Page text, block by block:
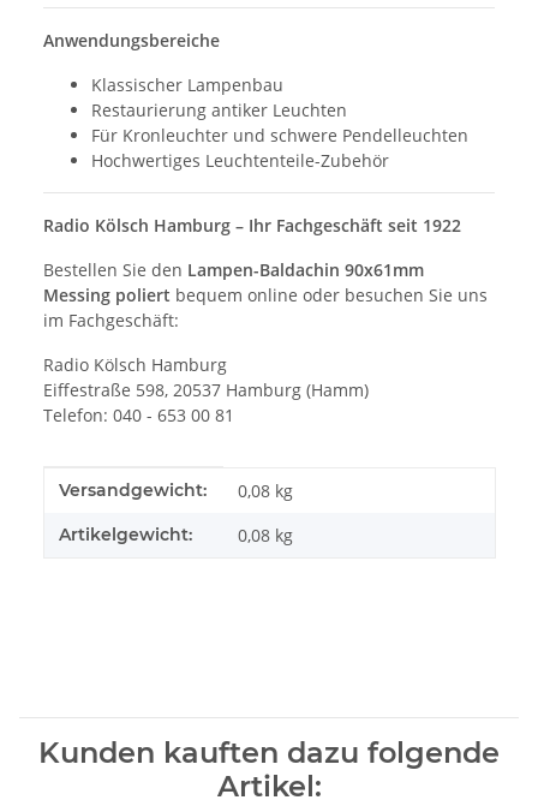
Anwendungsbereiche
Klassischer Lampenbau
Restaurierung antiker Leuchten
Für Kronleuchter und schwere Pendelleuchten
Hochwertiges Leuchtenteile-Zubehör
Radio Kölsch Hamburg – Ihr Fachgeschäft seit 1922
Bestellen Sie den Lampen-Baldachin 90x61mm
Messing poliert bequem online oder besuchen Sie uns
im Fachgeschäft:
Radio Kölsch Hamburg
Eiffestraße 598, 20537 Hamburg (Hamm)
Telefon: 040 - 653 00 81
Produkteigenschaft
Wert
Versandgewicht: 0,08 kg
Artikelgewicht: 0,08 kg
Kunden kauften dazu folgende
Artikel: